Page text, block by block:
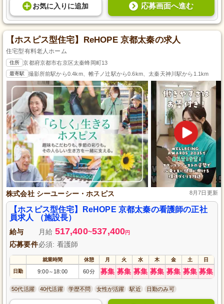
お気に入り に追加 応募画面へ進む
【ホスピス型住宅】ReHOPE 京都太秦の求人
住宅型有料老人ホーム
住所 京都府京都市右京区太秦蜂岡町13
最寄駅 撮影所前駅から0.4km、帷子ノ辻駅から0.6km、太秦天神川駅から1.1km
株式会社 シーユーシー・ホスピス 8月7日更新
【ホスピス型住宅】ReHOPE 京都太秦の看護師の正社
員求人 （施設長）
給与 月給 517,400~537,400円
応募要件必須: 看護師
就業時間 休憩 月 火 水 木 金 土 日
日勤 9:00～ 18:00 60分 募集 募集 募集 募集 募集 募集 募集
50代活躍 40代活躍 学歴不問 女性が活躍 駅近 日勤のみ可